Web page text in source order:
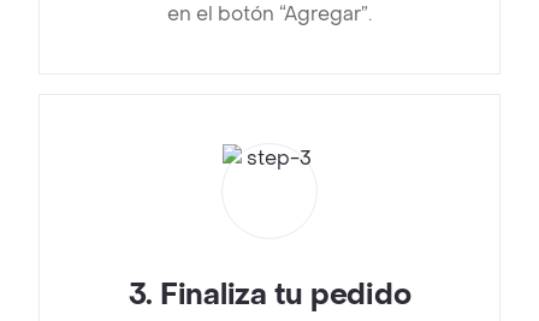
en el botón “Agregar”.
3. Finaliza tu pedido